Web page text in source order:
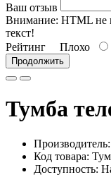
Ваш отзыв
Внимание: HTML не
текст!
Рейтинг Плохо
Продолжить
Тумба
Производитель:
Код товара:
Доступность: